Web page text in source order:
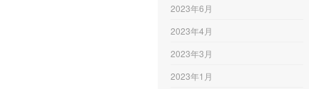
2023年6月
2023年4月
2023年3月
2023年1月